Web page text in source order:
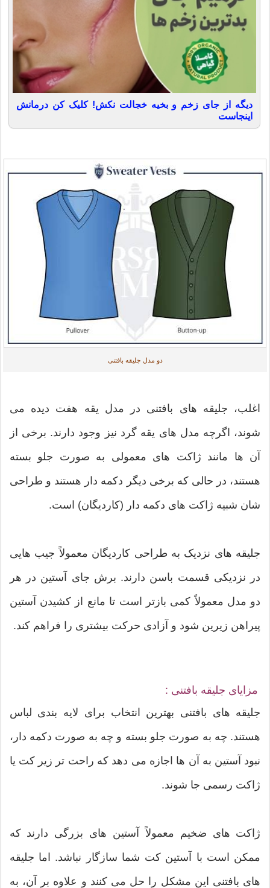
دیگه از جای زخم و بخیه خجالت نکش! کلیک کن درمانش
اینجاست
دو مدل جلیقه بافتنی
اغلب، جلیقه های بافتنی در مدل یقه هفت دیده می
شوند، اگرچه مدل های یقه گرد نیز وجود دارند. برخی از
آن ها مانند ژاکت های معمولی به صورت جلو بسته
هستند، در حالی که برخی دیگر دکمه دار هستند و طراحی
شان شبیه ژاکت های دکمه دار (کاردیگان) است.
جلیقه های نزدیک به طراحی کاردیگان معمولاً جیب هایی
در نزدیکی قسمت باسن دارند. برش جای آستین در هر
دو مدل معمولاً کمی بازتر است تا مانع از کشیدن آستین
پیراهن زیرین شود و آزادی حرکت بیشتری را فراهم کند.
مزایای جلیقه بافتنی :
جلیقه های بافتنی بهترین انتخاب برای لایه بندی لباس
هستند. چه به صورت جلو بسته و چه به صورت دکمه دار،
نبود آستین به آن ها اجازه می دهد که راحت تر زیر کت یا
ژاکت رسمی جا شوند.
ژاکت های ضخیم معمولاً آستین های بزرگی دارند که
ممکن است با آستین کت شما سازگار نباشد. اما جلیقه
های بافتنی این مشکل را حل می کنند و علاوه بر آن، به